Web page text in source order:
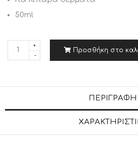
50ml
ο
τ
Προσθήκη στο
ΠΕΡΙΓΡΑΦΉ